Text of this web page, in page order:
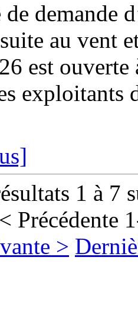
demande
au vent
est
exploitants
1 à 7
< Précédente
>